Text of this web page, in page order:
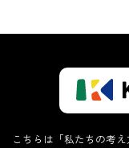
こちらは「私たちの考